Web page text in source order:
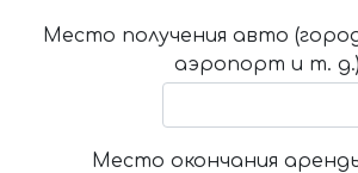
Место получения авто
аэропорт и т. д.)
Место окончания